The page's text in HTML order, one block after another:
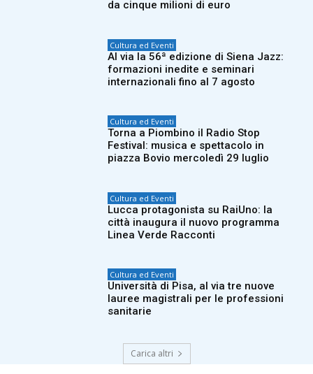
da cinque milioni di euro
Cultura ed Eventi
Al via la 56ª edizione di Siena Jazz:
formazioni inedite e seminari
internazionali fino al 7 agosto
Cultura ed Eventi
Torna a Piombino il Radio Stop
Festival: musica e spettacolo in
piazza Bovio mercoledì 29 luglio
Cultura ed Eventi
Lucca protagonista su RaiUno: la
città inaugura il nuovo programma
Linea Verde Racconti
Cultura ed Eventi
Università di Pisa, al via tre nuove
lauree magistrali per le professioni
sanitarie
Carica altri